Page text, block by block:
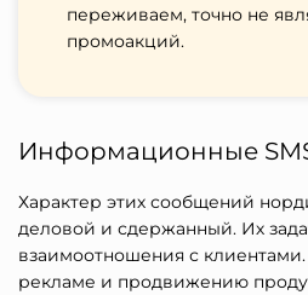
переживаем, точно не
промоакций.
Информационные
Характер этих сообщений
деловой и сдержанный. Их
взаимоотношения с клиентами.
рекламе и продвижению